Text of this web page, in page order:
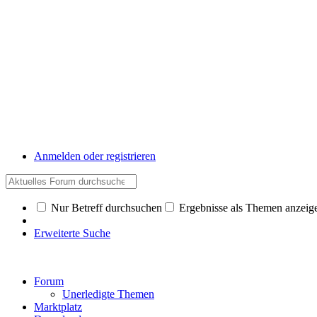
Anmelden oder registrieren
Nur Betreff durchsuchen Ergebnisse als Themen
Erweiterte Suche
Forum
Unerledigte Themen
Marktplatz